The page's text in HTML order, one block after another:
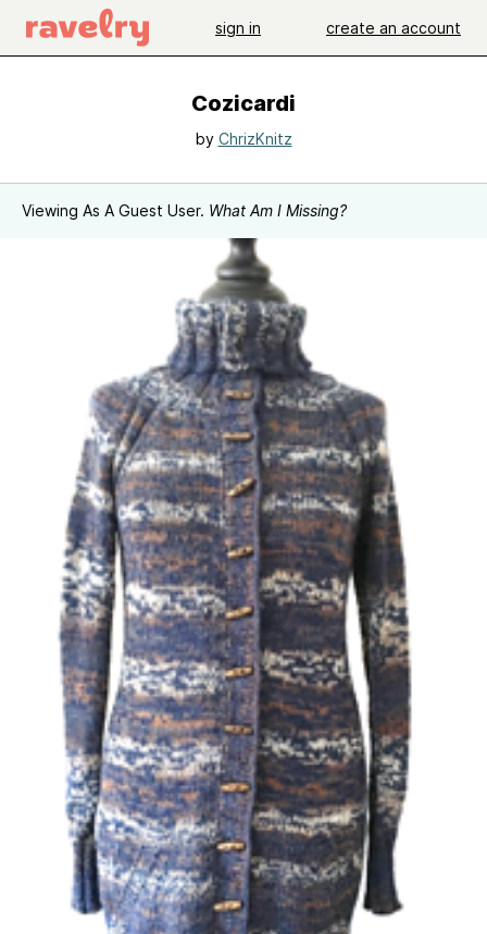
sign in create an account
Cozicardi
by ChrizKnitz
Viewing As A Guest User. What Am I Missing?